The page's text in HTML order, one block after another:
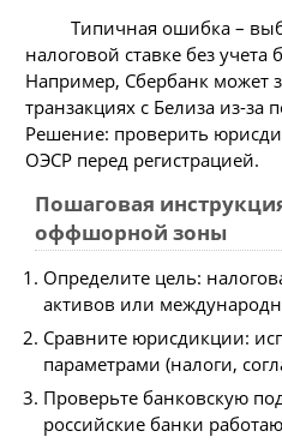
Типичная ошибка –
налоговой ставке без
Например, Сбербанк может
транзакциях с Белиза из-
Решение: проверить
ОЭСР перед регистрацией.
Пошаговая
оффшорной зоны
Определите цель:
активов или
Сравните юрисдикции:
параметрами (налоги,
Проверьте банковскую
российские банки